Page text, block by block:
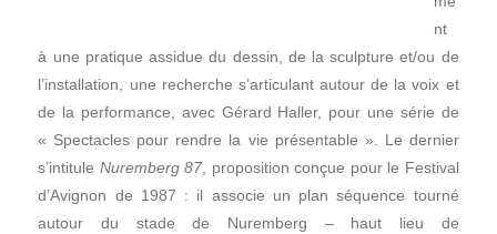
nt
à une pratique assidue du dessin, de la sculpture et/ou de
l’installation, une recherche s’articulant autour de la voix et
de la performance, avec Gérard Haller, pour une série de
« Spectacles pour rendre la vie présentable ». Le dernier
s’intitule Nuremberg 87 , proposition conçue pour le Festival
d’Avignon de 1987 : il associe un plan séquence tourné
autour du stade de Nuremberg – haut lieu de